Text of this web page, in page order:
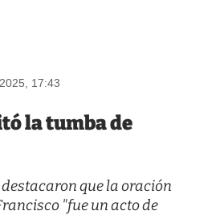
17:43
la tumba de
que la oración
"fue un acto de